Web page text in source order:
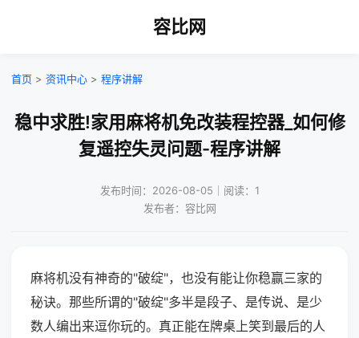
容比网
首页 > 资讯中心 > 程序讲解
稳中求胜!家用麻将机免改装程控器_如何修
复遥控失灵问题-程序讲解
发布时间：2026-08-05｜阅读：1
发布者：容比网
麻将机没有神奇的"破绽"，也没有能让你稳赢三家的
秘诀。那些所谓的"破绽"多半是段子、是传说、是少
数人编出来逗你玩的。真正能在牌桌上笑到最后的人